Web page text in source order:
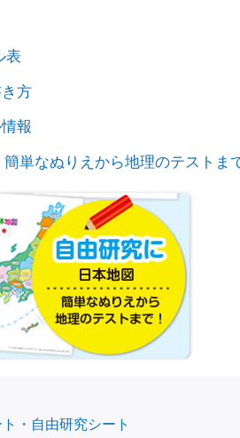
表
方
報
単なぬりえから地理のテストま
・自由研究シート